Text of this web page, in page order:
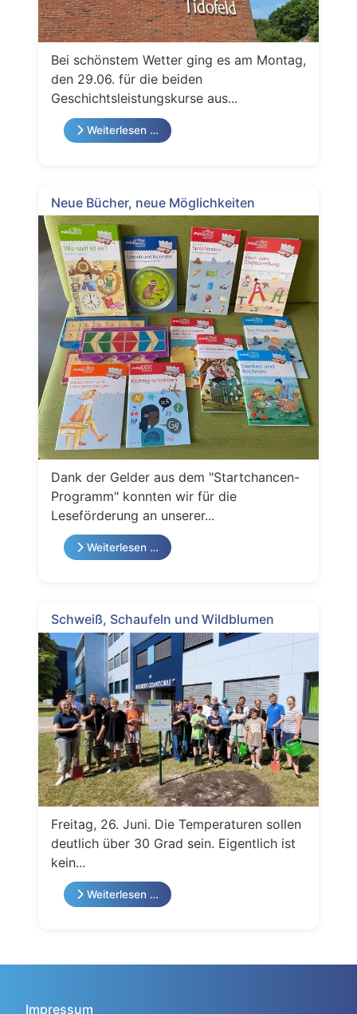
Bei schönstem Wetter ging es am Montag,
den 29.06. für die beiden
Geschichtsleistungskurse aus...
Weiterlesen …
Neue Bücher, neue Möglichkeiten
Dank der Gelder aus dem "Startchancen-
Programm" konnten wir für die
Leseförderung an unserer...
Weiterlesen …
Schweiß, Schaufeln und Wildblumen
Freitag, 26. Juni. Die Temperaturen sollen
deutlich über 30 Grad sein. Eigentlich ist
kein...
Weiterlesen …
Impressum